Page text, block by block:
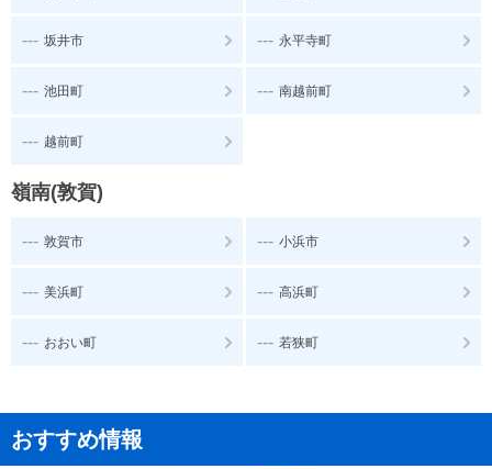
--- 坂井市 --- 永平寺町
--- 池田町 --- 南越前町
--- 越前町
嶺南(敦賀)
--- 敦賀市 --- 小浜市
--- 美浜町 --- 高浜町
--- おおい町 --- 若狭町
おすすめ情報